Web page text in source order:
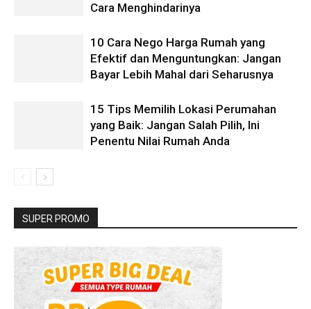
Cara Menghindarinya
10 Cara Nego Harga Rumah yang
Efektif dan Menguntungkan: Jangan
Bayar Lebih Mahal dari Seharusnya
15 Tips Memilih Lokasi Perumahan
yang Baik: Jangan Salah Pilih, Ini
Penentu Nilai Rumah Anda
SUPER PROMO